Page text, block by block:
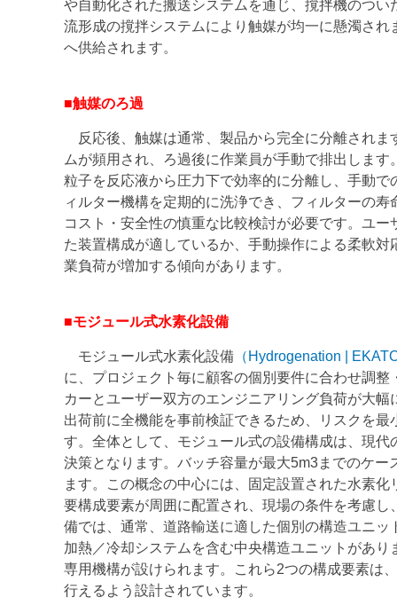
や自動化された搬送システムを通じ、撹拌機のつ
流形成の撹拌システムにより触媒が均一に懸濁さ
へ供給されます。
■触媒のろ過
反応後、触媒は通常、製品から完全に分離されま
ムが頻用され、ろ過後に作業員が手動で排出しま
粒子を反応液から圧力下で効率的に分離し、手動
ィルター機構を定期的に洗浄でき、フィルターの
コスト・安全性の慎重な比較検討が必要です。ユ
た装置構成が適しているか、手動操作による柔軟
業負荷が増加する傾向があります。
■モジュール式水素化設備
モジュール式水素化設備 （Hydrogenation |
に、プロジェクト毎に顧客の個別要件に合わせ調
カーとユーザー双方のエンジニアリング負荷が大
出荷前に全機能を事前検証できるため、リスクを
す。全体として、モジュール式の設備構成は、現
決策となります。バッチ容量が最大5m3までのケ
ます。この概念の中心には、固定設置された水素
要構成要素が周囲に配置され、現場の条件を考慮
備では、通常、道路輸送に適した個別の構造ユニ
加熱／冷却システムを含む中央構造ユニットがあ
専用機構が設けられます。これら2つの構成要素は
行えるよう設計されています。